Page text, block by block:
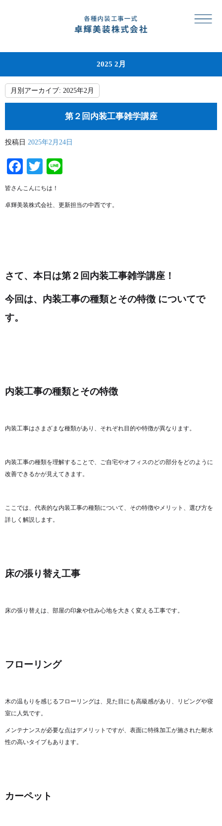
2025 2月
月別アーカイブ: 2025年2月
第２回内装工事雑学講座
投稿日 2025年2月24日
Facebook
Twitter
皆さんこんにちは！
卓輝美装株式会社、更新担当の中西です。
さて、本日は第２回内装工事雑学講座！
今回は、内装工事の種類とその特徴 についてで
す。
内装工事の種類とその特徴
内装工事はさまざまな種類があり、それぞれ目的や特徴が異なります。
内装工事の種類を理解することで、ご自宅やオフィスのどの部分をどのように
改善できるかが見えてきます。
ここでは、代表的な内装工事の種類について、その特徴やメリット、選び方を
詳しく解説します。
床の張り替え工事
床の張り替えは、部屋の印象や住み心地を大きく変える工事です。
フローリング
木の温もりを感じるフローリングは、見た目にも高級感があり、リビングや寝
室に人気です。
メンテナンスが必要な点はデメリットですが、表面に特殊加工が施された耐水
性の高いタイプもあります。
カーペット